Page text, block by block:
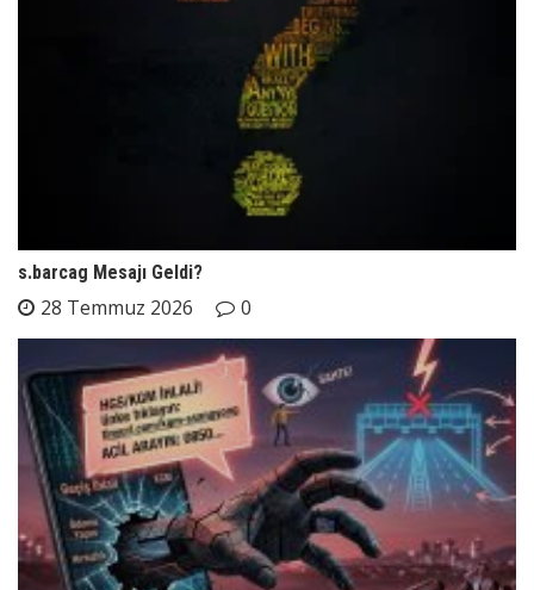
s.barcag Mesajı Geldi?
28 Temmuz 2026 0